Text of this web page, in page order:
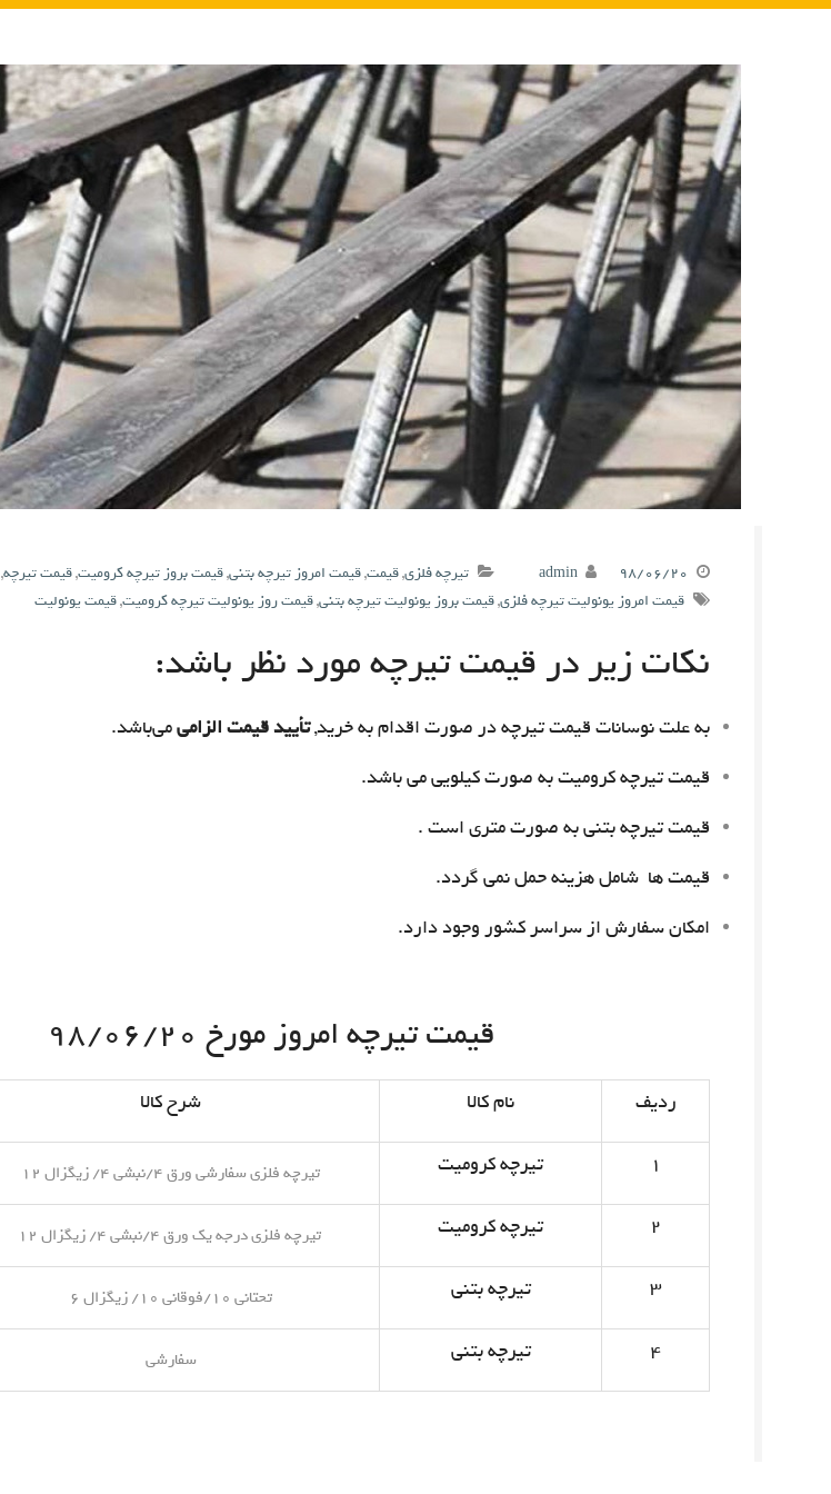
۹۸/۰۶/۲۰ admin تیرچه فلزی,قیمت,قیمت امروز تیرچه بتنی,قیمت بروز تیرچه کرومیت,قیمت تیرچه,
قیمت امروز یونولیت تیرچه فلزی,قیمت بروز یونولیت تیرچه بتنی,قیمت روز یونولیت تیرچه کرومیت,قیمت یونولیت
نکات زیر در قیمت تیرچه مورد نظر باشد:
به علت نوسانات قیمت تیرچه در صورت اقدام به خرید,تأیید قیمت الزامیمی‌باشد.
قیمت تیرچه کرومیت به صورت کیلویی می باشد.
قیمت تیرچه بتنی به صورت متری است .
قیمت ها شامل هزینه حمل نمی گردد.
امکان سفارش از سراسر کشور وجود دارد.
قیمت تیرچه امروز مورخ ۹۸/۰۶/۲۰
ردیف نام کالا شرح کالا
۱ تیرچه کرومیت تیرچه فلزی سفارشی ورق ۴/نبشی ۴/ زیگزال ۱۲
۲ تیرچه کرومیت تیرچه فلزی درجه یک ورق ۴/نبشی ۴/ زیگزال ۱۲
۳ تیرچه بتنی تحتانی ۱۰/فوقانی ۱۰/ زیگزال ۶
۴ تیرچه بتنی سفارشی